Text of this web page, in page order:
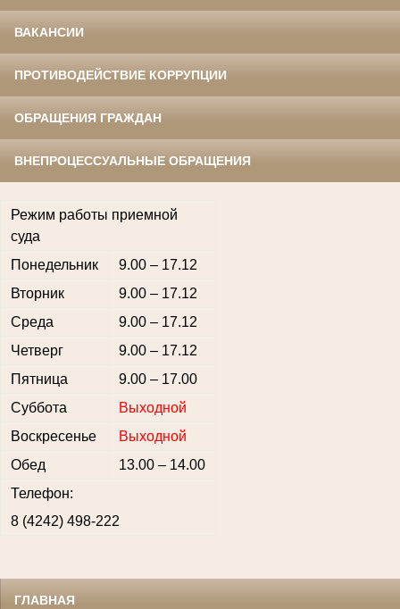
ВАКАНСИИ
ПРОТИВОДЕЙСТВИЕ КОРРУПЦИИ
ОБРАЩЕНИЯ ГРАЖДАН
ВНЕПРОЦЕССУАЛЬНЫЕ ОБРАЩЕНИЯ
Режим работы приемной
суда
Понедельник
9.00 – 17.12
Вторник
9.00 – 17.12
Среда
9.00 – 17.12
Четверг
9.00 – 17.12
Пятница
9.00 – 17.00
Суббота
Выходной
Воскресенье
Выходной
Обед
13.00 – 14.00
Телефон:
8 (4242) 498-222
ГЛАВНАЯ